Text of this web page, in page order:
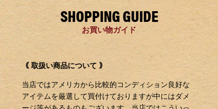
SHOPPING GUIDE
お買い物ガイド
｟ 取扱い商品について ｠
当店ではアメリカから比較的コンディション良好な
アイテムを厳選して買付けておりますが中にはダメ